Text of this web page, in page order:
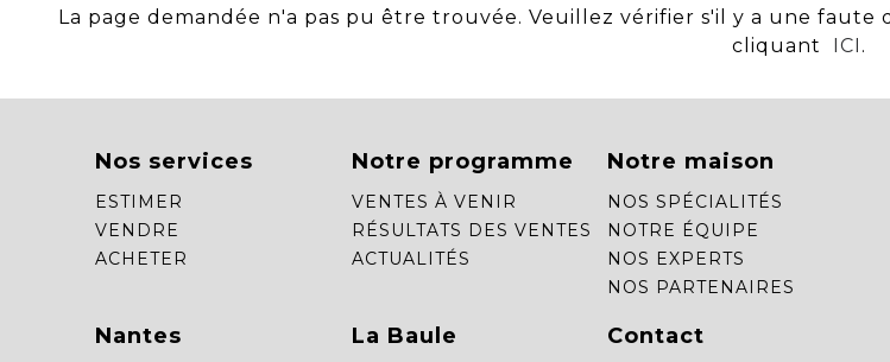
La page demandée n'a pas pu être trouvée. Veuillez vérifier s'il y a une
cliquant
ICI .
Nos services
ESTIMER
VENDRE
ACHETER
Notre programme
VENTES À VENIR
RÉSULTATS DES VENTES
ACTUALITÉS
Notre maison
NOS SPÉCIALITÉS
NOTRE ÉQUIPE
NOS EXPERTS
NOS PARTENAIRES
Nantes La Baule Contact